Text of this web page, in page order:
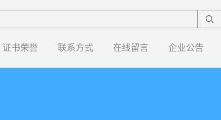
证书荣誉 联系方式 在线留言 企业公告